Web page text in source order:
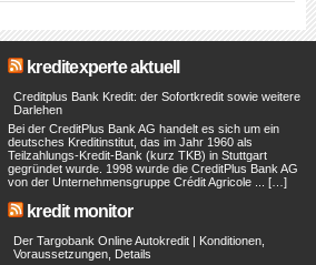
kreditexperte aktuell
Creditplus Bank Kredit: der Sofortkredit sowie weitere
Darlehen
Bei der CreditPlus Bank AG handelt es sich um ein
deutsches Kreditinstitut, das im Jahr 1960 als
Teilzahlungs-Kredit-Bank (kurz TKB) in Stuttgart
gegründet wurde. 1998 wurde die CreditPlus Bank AG
von der Unternehmensgruppe Crédit Agricole ... […]
kredit monitor
Der Targobank Online Autokredit | Konditionen,
Voraussetzungen, Details